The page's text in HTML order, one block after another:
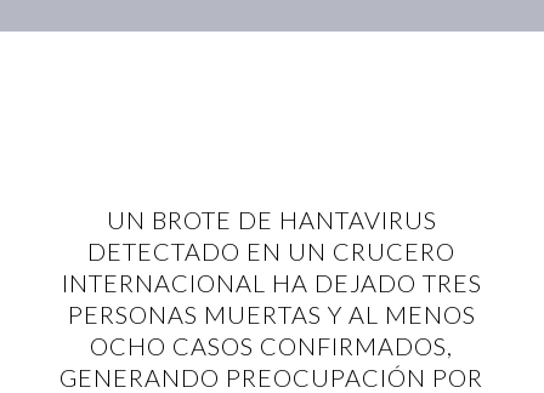
UN BROTE DE HANTAVIRUS
DETECTADO EN UN CRUCERO
INTERNACIONAL HA DEJADO TRES
PERSONAS MUERTAS Y AL MENOS
OCHO CASOS CONFIRMADOS,
GENERANDO PREOCUPACIÓN POR